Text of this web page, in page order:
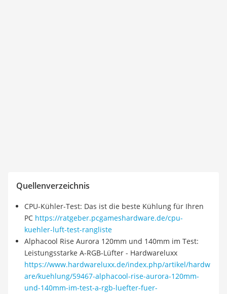
Quellenverzeichnis
CPU-Kühler-Test: Das ist die beste Kühlung für Ihren
PC https://ratgeber.pcgameshardware.de/cpu-
kuehler-luft-test-rangliste
Alphacool Rise Aurora 120mm und 140mm im Test:
Leistungsstarke A-RGB-Lüfter - Hardwareluxx
https://www.hardwareluxx.de/index.php/artikel/hardw
are/kuehlung/59467-alphacool-rise-aurora-120mm-
und-140mm-im-test-a-rgb-luefter-fuer-